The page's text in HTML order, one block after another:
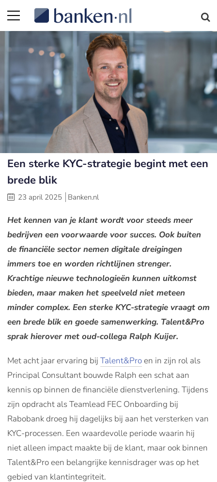
Een sterke KYC-strategie begint met een
brede blik
23 april 2025 Banken.nl
Het kennen van je klant wordt voor steeds meer
bedrijven een voorwaarde voor succes. Ook buiten
de financiële sector nemen digitale dreigingen
immers toe en worden richtlijnen strenger.
Krachtige nieuwe technologieën kunnen uitkomst
bieden, maar maken het speelveld niet meteen
minder complex. Een sterke KYC-strategie vraagt om
een brede blik en goede samenwerking. Talent&Pro
sprak hierover met oud-collega Ralph Kuijer.
Met acht jaar ervaring bij Talent&Pro en in zijn rol als
Principal Consultant bouwde Ralph een schat aan
kennis op binnen de financiële dienstverlening. Tijdens
zijn opdracht als Teamlead FEC Onboarding bij
Rabobank droeg hij dagelijks bij aan het versterken van
KYC-processen. Een waardevolle periode waarin hij
niet alleen impact maakte bij de klant, maar ook binnen
Talent&Pro een belangrijke kennisdrager was op het
gebied van klantintegriteit.